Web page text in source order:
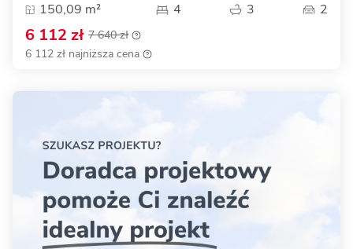
150,09 m²
4 3 2
6 112 zł 7 640 zł
6 112 zł najniższa cena